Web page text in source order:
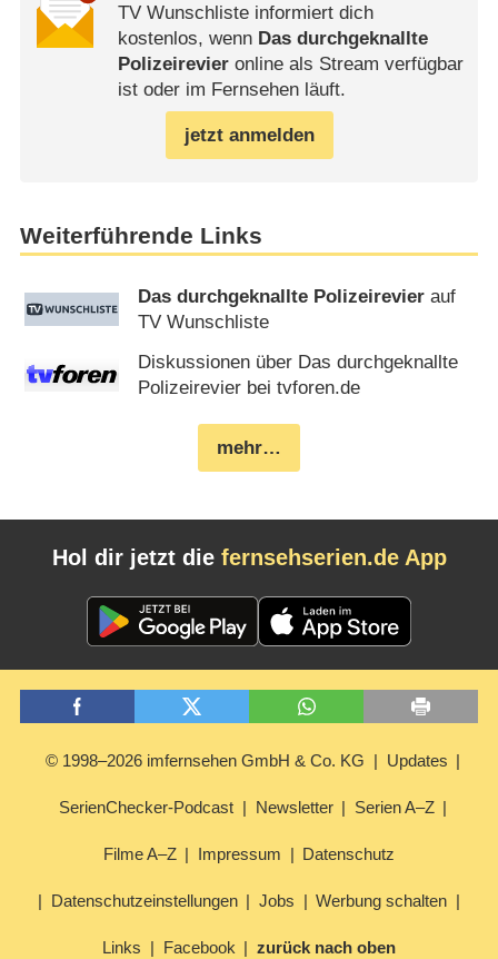
TV Wunschliste informiert dich
kostenlos, wenn Das durchgeknallte
Polizeirevieronline als Stream verfügbar
ist oder im Fernsehen läuft.
jetzt anmelden
Weiterführende Links
Das durchgeknallte Polizeirevier auf
TV Wunschliste
Diskussionen über Das durchgeknallte
Polizeirevier bei tvforen.de
mehr…
Hol dir jetzt die fernsehserien.de App
© 1998–2026 imfernsehen GmbH & Co. KG Updates
SerienChecker-Podcast Newsletter Serien A–Z
Filme A–Z Impressum Datenschutz
Datenschutzeinstellungen Jobs Werbung schalten
Links Facebook zurück nach oben